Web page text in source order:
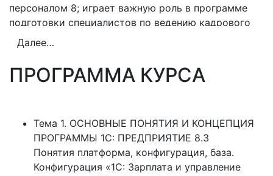
персоналом 8; играет важную роль в программе
подготовки специалистов по ведению кадрового
учёта специалистами кадровой службы и
менеджерами по управления персоналом.
Программа курса направлена на приобретение
теоретических знаний и практических навыков
«1С: Предприятие 8.3» конфигурация «Зарплата и
управление персоналом, ред. 3.0». Основной целью
программы курса 1С ЗУП является изучение
слушателями ведение кадрового и
Далее…
ПРОГРАММА КУРСА
Тема 1. ОСНОВНЫЕ ПОНЯТИЯ И КОНЦЕПЦИЯ
ПРОГРАММЫ 1С: ПРЕДПРИЯТИЕ 8.3
Понятия платформа, конфигурация, база.
Конфигурация «1С: Зарплата и управление